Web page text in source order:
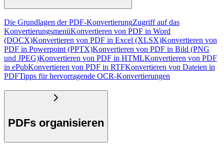
Die Grundlagen der PDF-KonvertierungZugriff auf das
KonvertierungsmenüKonvertieren von PDF in Word
(DOCX)Konvertieren von PDF in Excel (XLSX)Konvertieren von
PDF in Powerpoint (PPTX)Konvertieren von PDF in Bild (PNG
und JPEG)Konvertieren von PDF in HTMLKonvertieren von PDF
in ePubKonvertieren von PDF in RTFKonvertieren von Dateien in
PDFTipps für hervorragende OCR-Konvertierungen
PDFs organisieren